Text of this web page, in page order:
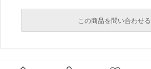
この商品を問い合わせる